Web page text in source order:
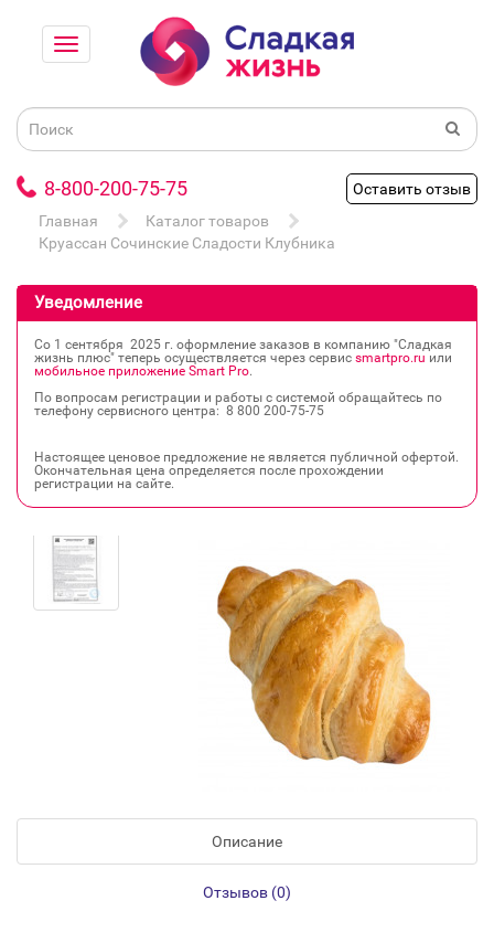
8-800-200-75-75
Оставить отзыв
Главная
Каталог товаров
Круассан Сочинские Сладости Клубника
Уведомление
Со 1 сентября 2025 г. оформление заказов в компанию "Сладкая
жизнь плюс" теперь осуществляется через сервис smartpro.ru или
мобильное приложение Smart Pro.
По вопросам регистрации и работы с системой обращайтесь по
телефону сервисного центра: 8 800 200‐75‐75
Настоящее ценовое предложение не является публичной офертой.
Окончательная цена определяется после прохождении
регистрации на сайте.
Описание
Отзывов (0)